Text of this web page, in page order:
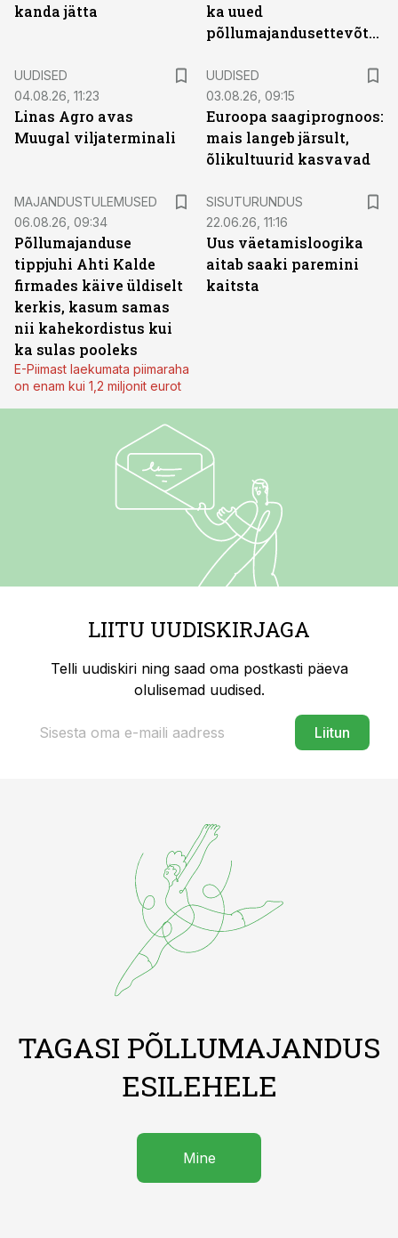
kanda jätta
ka uued
põllumajandusettevõtted
UUDISED
04.08.26, 11:23
Linas Agro avas
Muugal viljaterminali
UUDISED
03.08.26, 09:15
Euroopa saagiprognoos:
mais langeb järsult,
õlikultuurid kasvavad
MAJANDUSTULEMUSED
06.08.26, 09:34
Põllumajanduse
tippjuhi Ahti Kalde
firmades käive üldiselt
kerkis, kasum samas
nii kahekordistus kui
ka sulas pooleks
E-Piimast laekumata piimaraha
on enam kui 1,2 miljonit eurot
SISUTURUNDUS
22.06.26, 11:16
Uus väetamisloogika
aitab saaki paremini
kaitsta
LIITU UUDISKIRJAGA
Telli uudiskiri ning saad oma postkasti päeva
olulisemad uudised.
Liitun
TAGASI PÕLLUMAJANDUS
ESILEHELE
Mine